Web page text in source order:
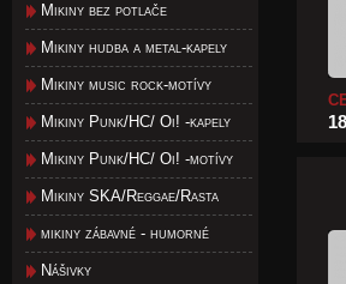
Mikiny bez potlače
Mikiny hudba a metal-kapely
Mikiny music rock-motívy
Mikiny Punk/HC/ Oi! -kapely
Mikiny Punk/HC/ Oi! -motívy
Mikiny SKA/Reggae/Rasta
mikiny zábavné - humorné
Nášivky